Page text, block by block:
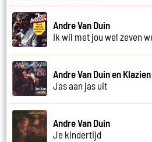
Andre Van Duin
Ik wil met jou wel zeven
Andre Van Duin en
Jas aan jas uit
Andre Van Duin
Je kindertijd